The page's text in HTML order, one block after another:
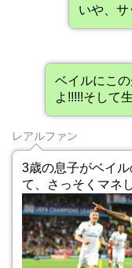
いや、サ
ベイルにこ
よ!!!!!そして
レアルファン
3歳の息子がベイ
て、さっそくマネ